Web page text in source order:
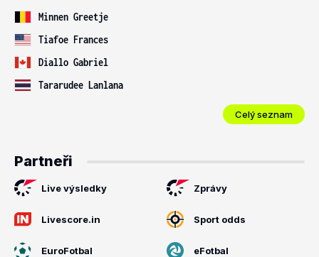
Minnen Greetje
Tiafoe Frances
Diallo Gabriel
Tararudee Lanlana
Celý seznam
Partneři
Live výsledky Zprávy
Livescore.in Sport odds
EuroFotbal eFotbal